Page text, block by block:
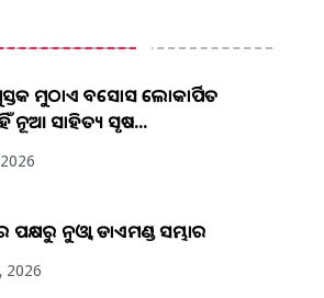
ମୁଠାଏ ଅବସୋସ ଲୋକାର୍ପିତ
ନୂଆ ସାହିତ୍ୟ ସୃଷ...
ପକ୍ଷରୁ ନୁଓ୍ବା ଡାଏମଣ୍ଡ ସମ୍ଭାର
2026